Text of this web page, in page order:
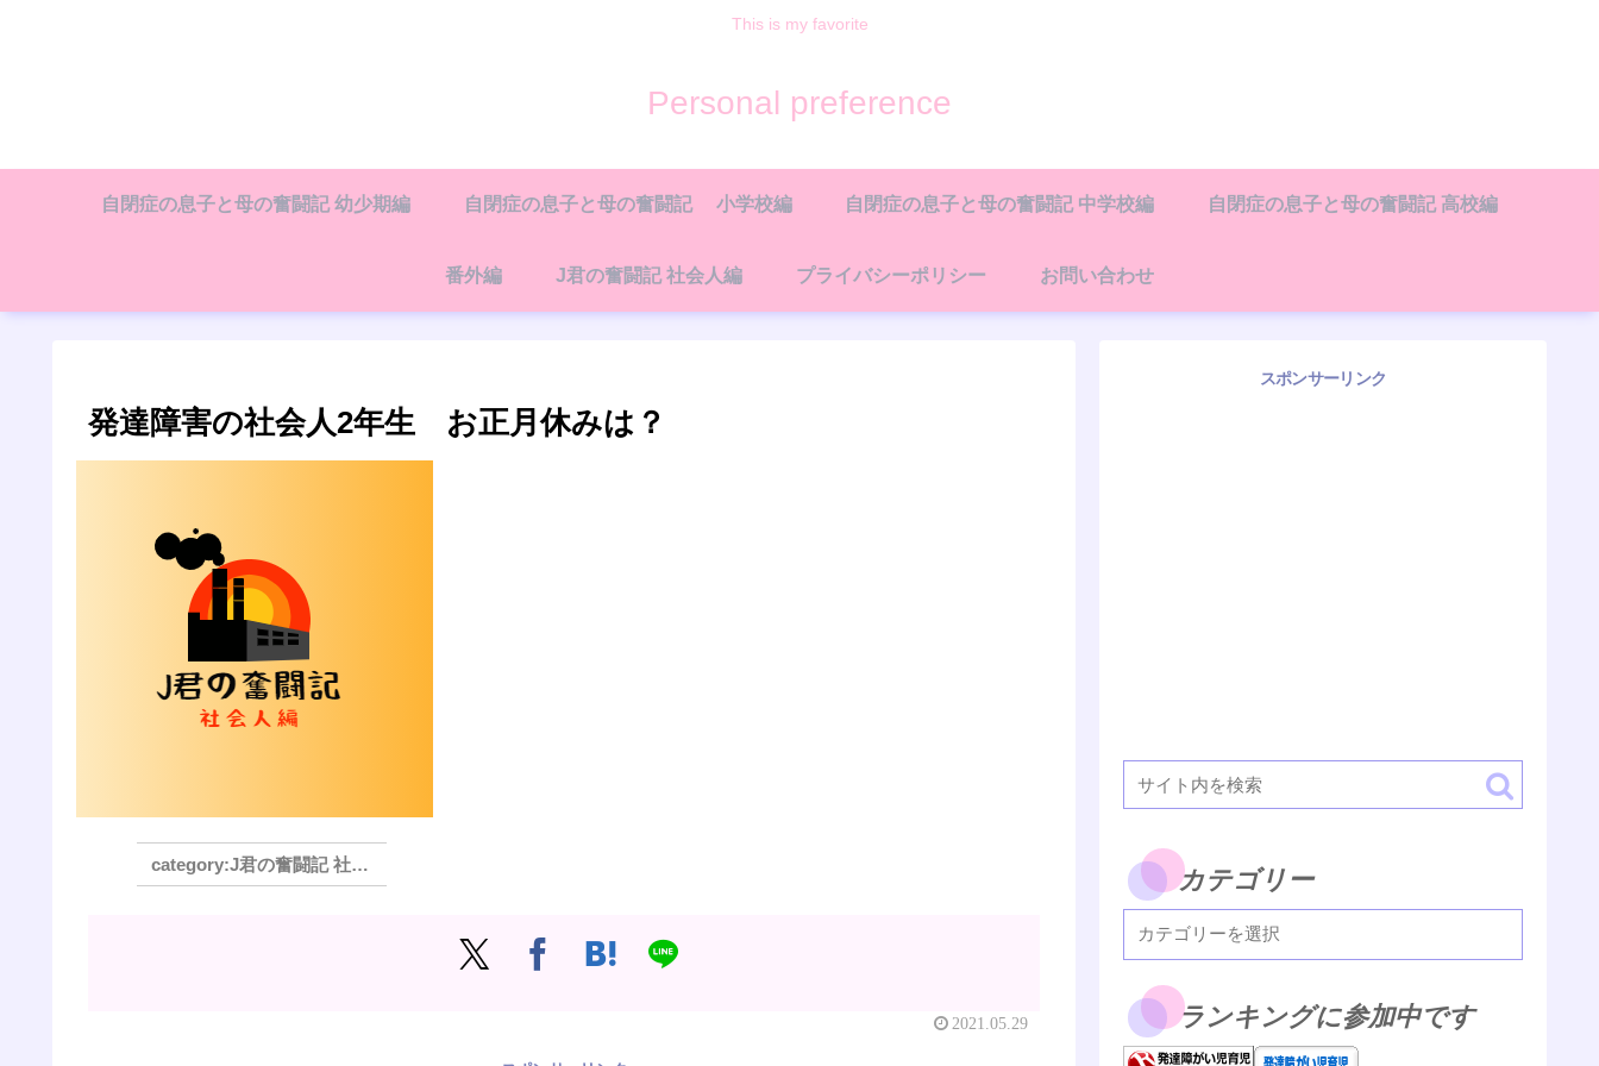
This is my favorite
Personal preference
自閉症の息子と母の奮闘記 幼少期編 自閉症の息子と母の奮闘記 小学校編 自閉症の息子と母の奮闘記 中学校編 自閉症の息子と母の奮闘記 高校編
番外編 J君の奮闘記 社会人編 プライバシーポリシー お問い合わせ
発達障害の社会人2年生 お正月休みは？
J君の奮闘記 社会人編
2021.05.29
スポンサーリンク
カテゴリー
ランキングに参加中です